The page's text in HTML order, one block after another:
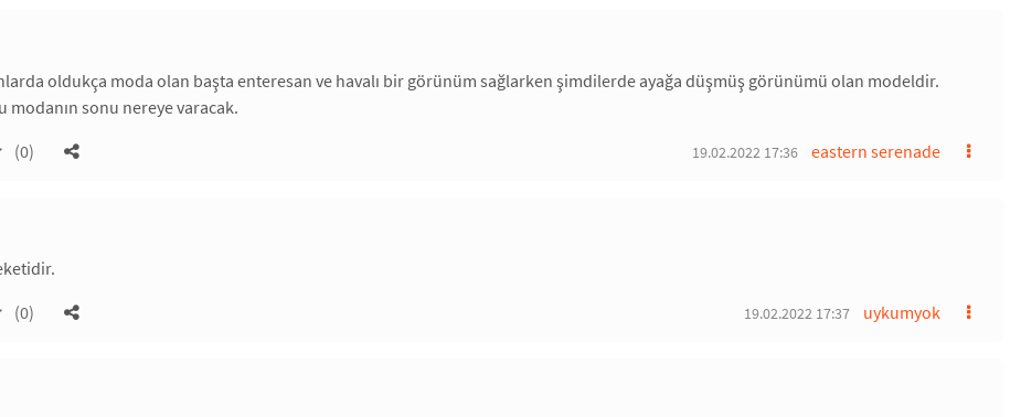
oldukça moda olan başta enteresan ve havalı bir görünüm sağlarken şimdilerde ayağa düşmüş görünümü olan modeldir.
modanın sonu nereye varacak.
(0) eastern serenade
19.02.2022 17:36
(0) uykumyok
19.02.2022 17:37